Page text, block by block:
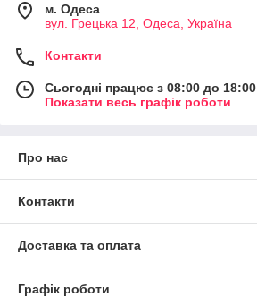
м. Одеса
вул. Грецька 12, Одеса, Україна
Контакти
Сьогодні працює з 08:00 до 18:00
Показати весь графік роботи
Про нас
Контакти
Доставка та оплата
Графік роботи